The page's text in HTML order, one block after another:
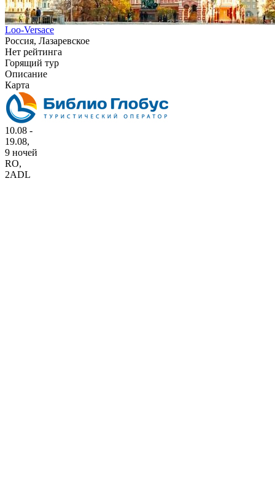
Loo-Versace
Россия, Лазаревское
Нет рейтинга
Горящий тур
Описание
Карта
10.08 -
19.08,
9 ночей
RO,
2ADL